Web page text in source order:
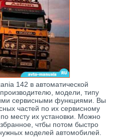
142 в автоматической
модели, типу
сервисными функциями. Вы
частей по их сервисному
месту их установки. Можно
чтбы потом быстро
моделей автомобилей.